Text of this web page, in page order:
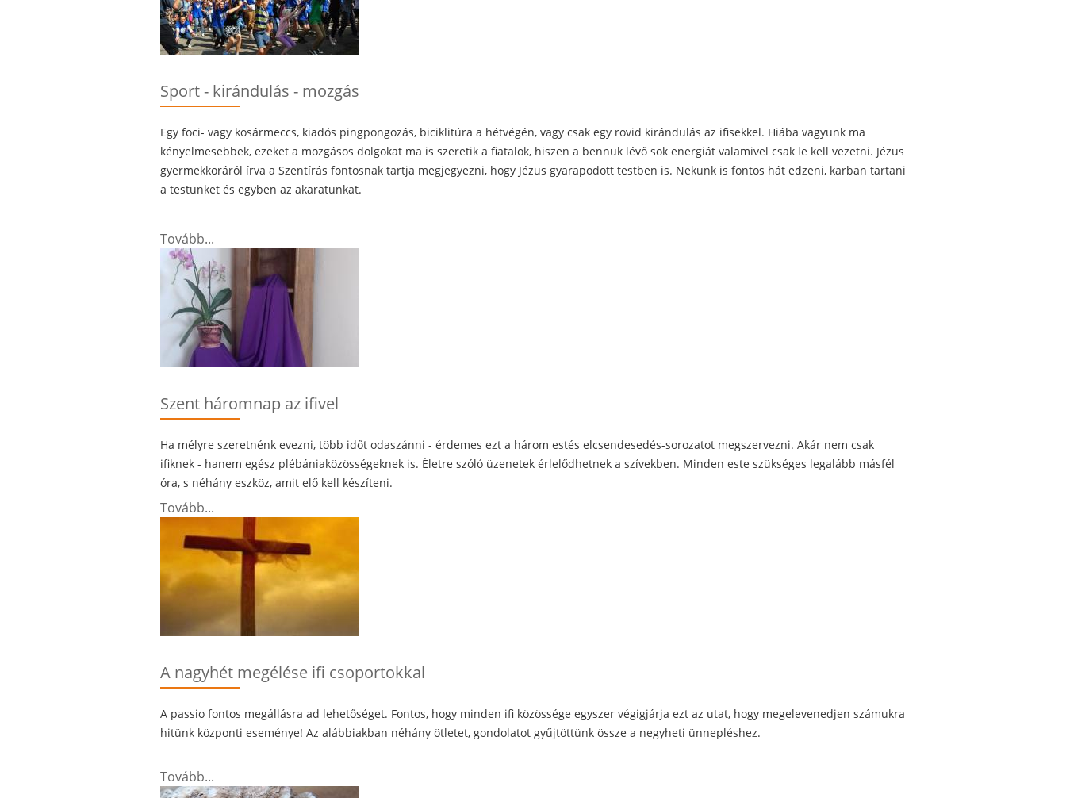
Sport - kirándulás - mozgás
Egy foci- vagy kosármeccs, kiadós pingpongozás, biciklitúra a hétvégén, vagy csak egy rövid kirándulás az ifisekkel. Hiába vagyunk ma
kényelmesebbek, ezeket a mozgásos dolgokat ma is szeretik a fiatalok, hiszen a bennük lévő sok energiát valamivel csak le kell vezetni. Jézus
gyermekkoráról írva a Szentírás fontosnak tartja megjegyezni, hogy Jézus gyarapodott testben is. Nekünk is fontos hát edzeni, karban tartani
a testünket és egyben az akaratunkat.
Tovább...
Szent háromnap az ifivel
Ha mélyre szeretnénk evezni, több időt odaszánni - érdemes ezt a három estés elcsendesedés-sorozatot megszervezni. Akár nem csak
ifiknek - hanem egész plébániaközösségeknek is. Életre szóló üzenetek érlelődhetnek a szívekben. Minden este szükséges legalább másfél
óra, s néhány eszköz, amit elő kell készíteni.
Tovább...
A nagyhét megélése ifi csoportokkal
A passio fontos megállásra ad lehetőséget. Fontos, hogy minden ifi közössége egyszer végigjárja ezt az utat, hogy megelevenedjen számukra
hitünk központi eseménye! Az alábbiakban néhány ötletet, gondolatot gyűjtöttünk össze a negyheti ünnepléshez.
Tovább...